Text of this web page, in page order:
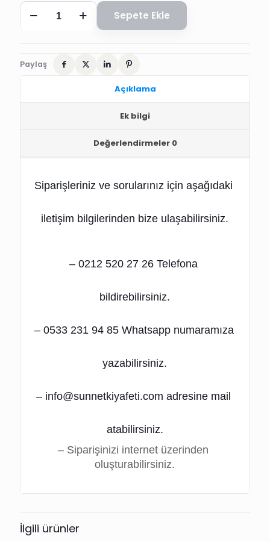
SÜNNET
VEZİR
adet
Sepete Ekle
Paylaş
Açıklama
Ek bilgi
Değerlendirmeler 0
Siparişleriniz ve sorularınız için aşağıdaki
iletişim bilgilerinden bize ulaşabilirsiniz.
– 0212 520 27 26 Telefona
bildirebilirsiniz.
– 0533 231 94 85 Whatsapp numaramıza
yazabilirsiniz.
– info@sunnetkiyafeti.com adresine mail
atabilirsiniz.
– Siparişinizi internet üzerinden
oluşturabilirsiniz.
İlgili ürünler